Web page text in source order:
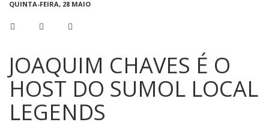
QUINTA-FEIRA, 28 MAIO
JOAQUIM CHAVES É O
HOST DO SUMOL LOCAL
LEGENDS